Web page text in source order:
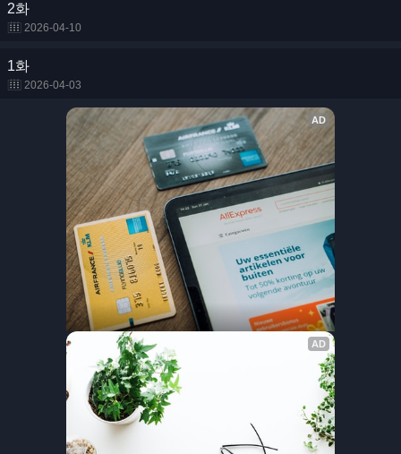
2화
2026-04-10
1화
2026-04-03